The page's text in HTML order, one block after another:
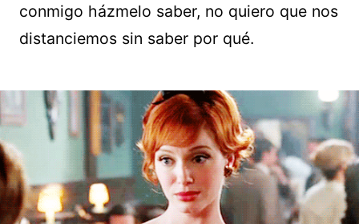
conmigo házmelo saber, no quiero que nos
distanciemos sin saber por qué.